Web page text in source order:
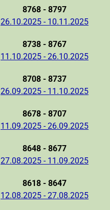
8768 - 8797
26.10.2025 - 10.11.2025
8738 - 8767
11.10.2025 - 26.10.2025
8708 - 8737
26.09.2025 - 11.10.2025
8678 - 8707
11.09.2025 - 26.09.2025
8648 - 8677
27.08.2025 - 11.09.2025
8618 - 8647
12.08.2025 - 27.08.2025